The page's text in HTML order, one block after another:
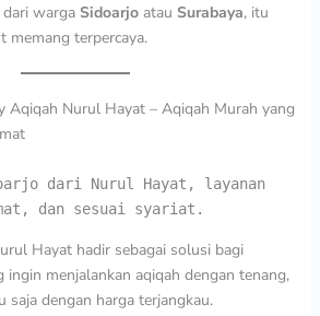
warga Sidoarjoatau Surabaya, itu
memang terpercaya.
Aqiqah Nurul Hayat – Aqiqah Murah yang
dari Nurul Hayat, layanan
dan sesuai syariat.
Hayat hadir sebagai solusi bagi
ingin menjalankan aqiqah dengan tenang,
saja dengan harga terjangkau.